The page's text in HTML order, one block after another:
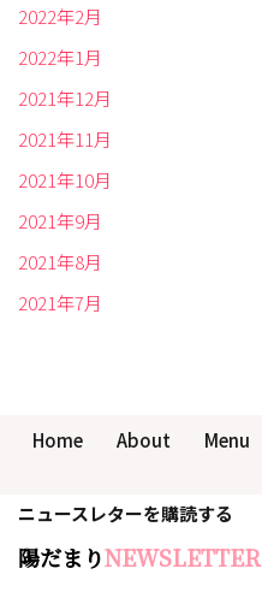
2022年2月
2022年1月
2021年12月
2021年11月
2021年10月
2021年9月
2021年8月
2021年7月
Home About Menu
ニュースレターを購読する
陽だまりNEWSLETTER